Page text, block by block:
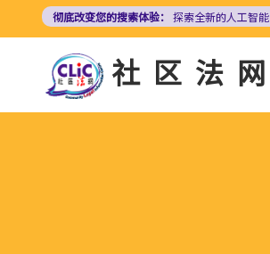
内
彻底改变您的搜索体验： 探索全新的人工智能
社区法网